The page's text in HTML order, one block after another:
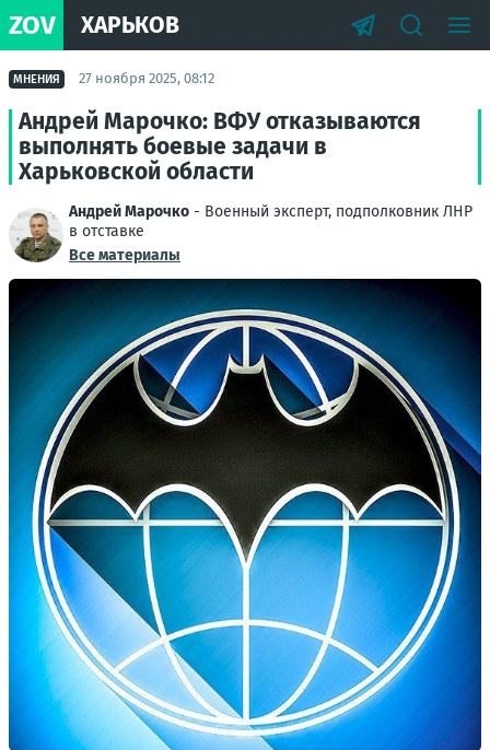
ZOV ХАРЬКОВ
МНЕНИЯ 27 ноября 2025, 08:12
Андрей Марочко: ВФУ отказываются
выполнять боевые задачи в
Харьковской области
Андрей Марочко - Военный эксперт, подполковник ЛНР
в отставке
Все материалы